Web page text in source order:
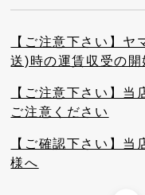
【ご注意下さい】
送)時の運賃収受の開
【ご注意下さい】当
ご注意ください
【ご確認下さい】
様へ